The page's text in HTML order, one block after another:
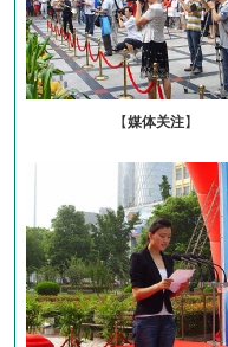
【媒体关注】